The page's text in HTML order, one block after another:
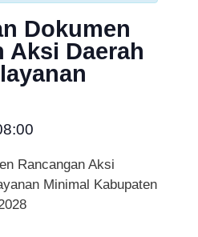
Dokumen
Aksi Daerah
Rancangan Aksi
Minimal Kabupaten